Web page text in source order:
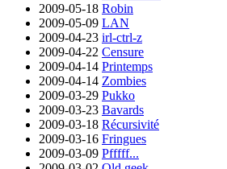
2009-05-18 Robin
2009-05-09 LAN
2009-04-23 irl-ctrl-z
2009-04-22 Censure
2009-04-14 Printemps
2009-04-14 Zombies
2009-03-29 Pukko
2009-03-23 Bavards
2009-03-18 Récursivité
2009-03-16 Fringues
2009-03-09 Pfffff...